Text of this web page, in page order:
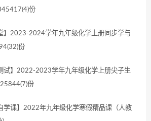
份
】2023-2024学年九年级化学上册同步学与
份
试】2022-2023学年九年级化学上册尖子生
份
学课】2022年九年级化学寒假精品课（人教